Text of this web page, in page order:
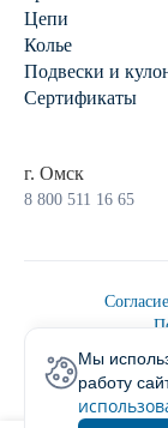
Цепи
Колье
Подвески и
Сертификаты
г. Омск
8 800 511 16 65
Мы
работу